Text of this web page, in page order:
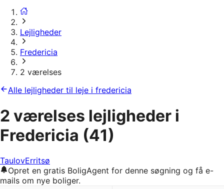
Lejligheder
Fredericia
2 værelses
Alle lejligheder til leje i fredericia
2 værelses lejligheder i
Fredericia (41)
TaulovErritsø
Opret en gratis BoligAgent for denne søgning og få e-
mails om nye boliger.